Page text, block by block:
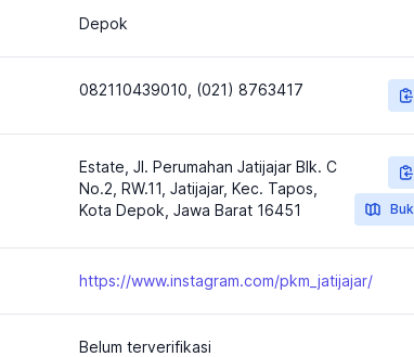
Depok
082110439010, (021) 8763417
Estate, Jl. Perumahan Jatijajar Blk. C
No.2, RW.11, Jatijajar, Kec. Tapos,
Kota Depok, Jawa Barat 16451
https://www.instagram.com/pkm_jatijajar/
Belum terverifikasi